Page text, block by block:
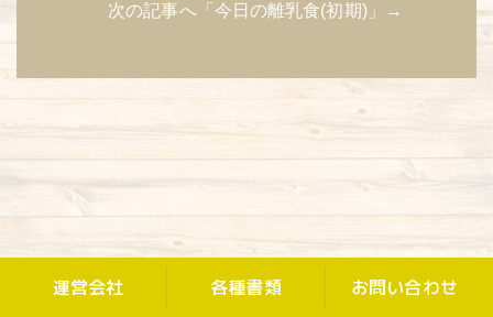
次の記事へ「 今日の離乳食(初期)」→
運営会社 各種書類 お問い合わせ